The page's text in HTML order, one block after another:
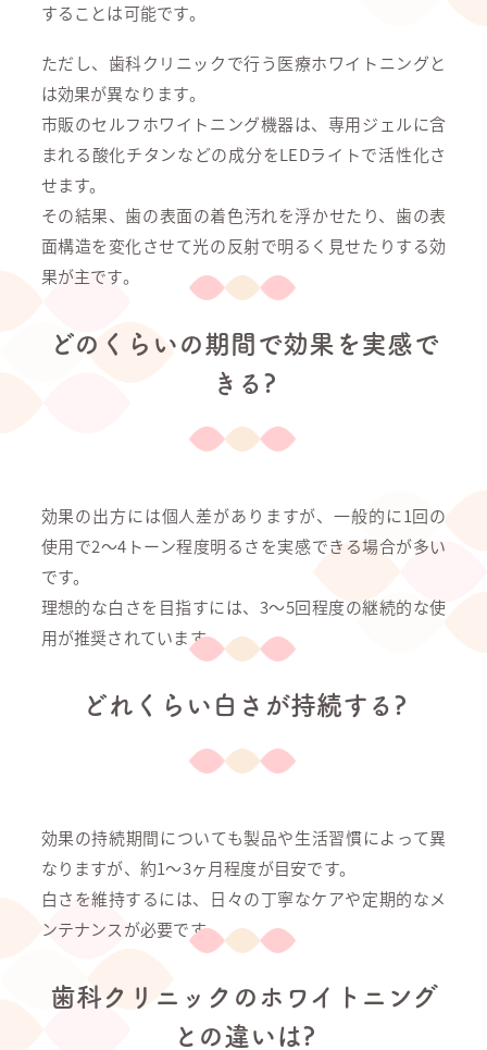
することは可能です。
ただし、歯科クリニックで行う医療ホワイトニングと
は効果が異なります。
市販のセルフホワイトニング機器は、専用ジェルに含
まれる酸化チタンなどの成分をLEDライトで活性化さ
せます。
その結果、歯の表面の着色汚れを浮かせたり、歯の表
面構造を変化させて光の反射で明るく見せたりする効
果が主です。
どのくらいの期間で効果を実感で
きる?
効果の出方には個人差がありますが、一般的に1回の
使用で2～4トーン程度明るさを実感できる場合が多い
です。
理想的な白さを目指すには、3～5回程度の継続的な使
用が推奨されています。
どれくらい白さが持続する?
効果の持続期間についても製品や生活習慣によって異
なりますが、約1〜3ヶ月程度が目安です。
白さを維持するには、日々の丁寧なケアや定期的なメ
ンテナンスが必要です。
歯科クリニックのホワイトニング
との違いは?